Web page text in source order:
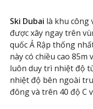
Ski Dubai là khu công
được xây ngay trên
quốc Ả Rập thống
này có chiều cao
luôn duy trì nhiệt độ
nhiệt độ bên ngoài
đông và trên 40 độ C